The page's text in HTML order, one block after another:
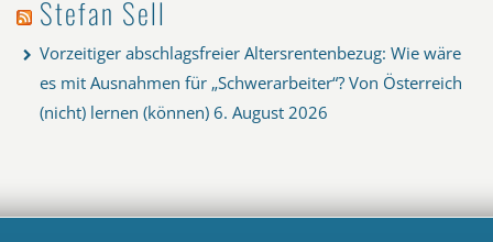
Stefan Sell
Vorzeitiger abschlagsfreier Altersrentenbezug: Wie wäre
es mit Ausnahmen für „Schwerarbeiter“? Von Österreich
(nicht) lernen (können) 6. August 2026